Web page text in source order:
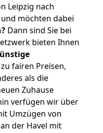
Leipzig nach
möchten dabei
Dann sind Sie bei
bieten Ihnen
zu fairen Preisen,
als die
Zuhause
verfügen wir über
Umzügen von
der Havel mit